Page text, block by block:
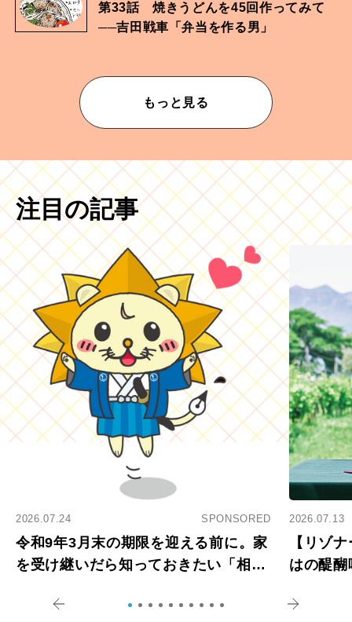
第33話 焼きうどんを45回作ってみて
──吉田戦車「弁当を作る男」
もっと見る
注目の記事
2026.07.24 SPONSORED
令和9年3月末の期限を迎える前に。家
を受け継いだら知っておきたい「相続
2026.07.13
【リゾ
はの醍